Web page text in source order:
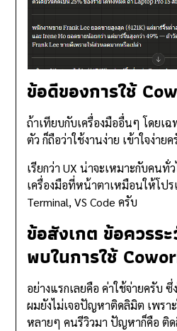
ข้อดีของการใช้
ถ้าเทียบกับเครื่องมืออื่นๆ โดยเ
ตัว ก็ถือว่าใช้งานง่าย เข้าใจง่าย
เรียกว่า UX น่าจะเหมาะกับคน
เครื่องมือที่หน้าตาเหมือนให้โปร
Terminal, VS Code ครับ
ข้อสังเกต ข้อควรร
พบในการใช้
อย่างแรกเลยคือ ค่าใช้จ่ายครับ
ผมยังไม่เจอปัญหาติดลิมิต เพรา
หลายๆ คนรีวิวมา ปัญหาก็คือ ติ